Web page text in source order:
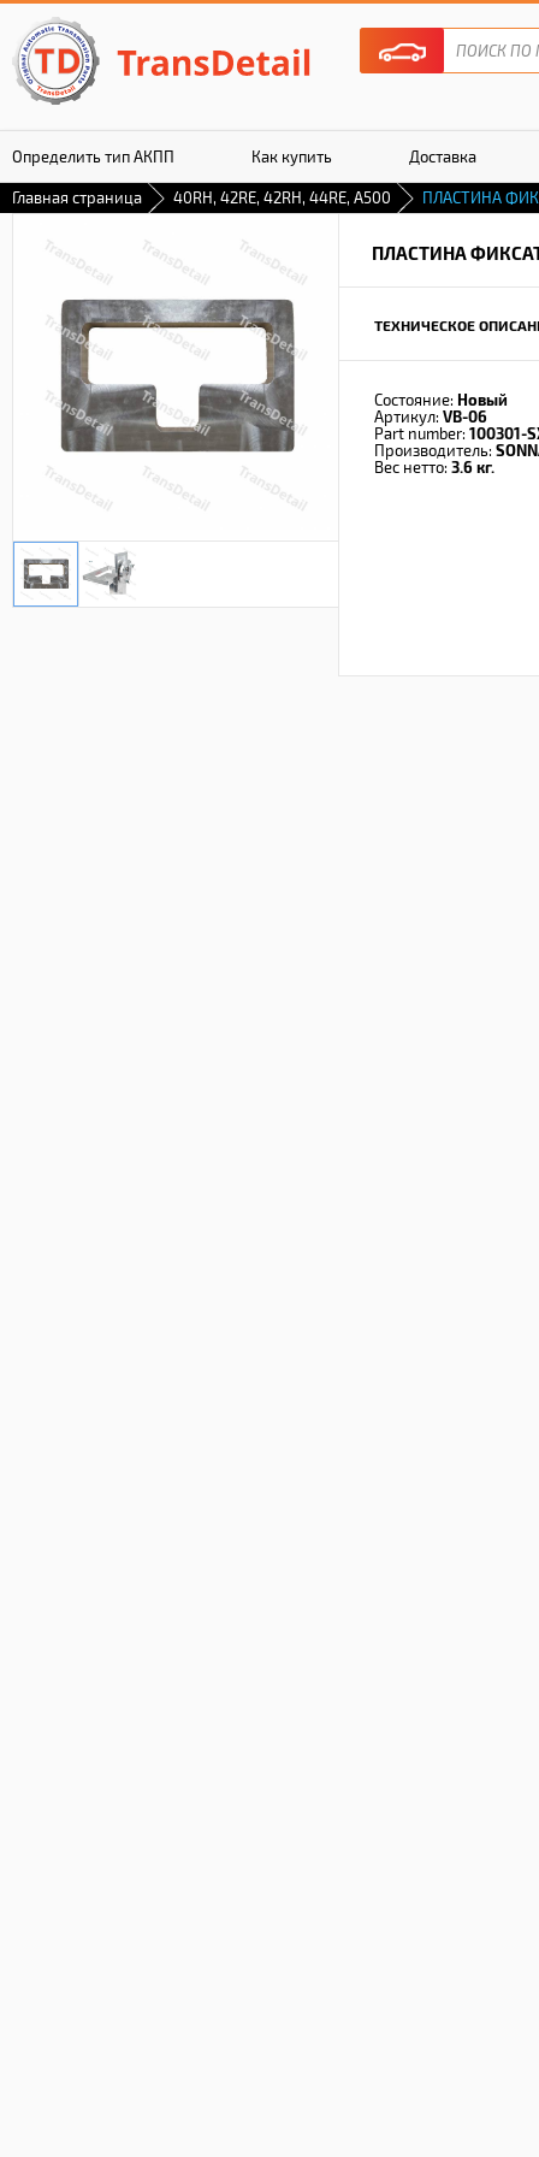
Определить тип АКПП Как купить Доставка
Гарантия
Главная страница 40RH, 42RE, 42RH, 44RE, A500 ПЛАСТИНА
ПЛАСТИНА
ТЕХНИЧЕСКОЕ
Состояние: Новый
Артикул: VB-06
Part number: 100301-
Производитель:
Вес нетто: 3.6 кг.